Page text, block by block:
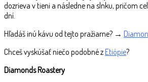
dozrieva v tieni a následne na slnku, pričom
dní.
Hľadáš inú kávu od tejto pražiarne? →
Chceš vyskúšať niečo podobné z Etiópie?
Diamonds Roastery